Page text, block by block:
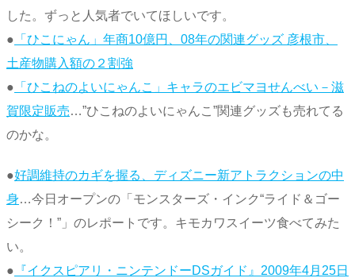
した。ずっと人気者でいてほしいです。
● 「ひこにゃん」年商10億円、08年の関連グッズ 彦根市、
土産物購入額の２割強
● 「ひこねのよいにゃんこ」キャラのエビマヨせんべい－滋
賀限定販売…”ひこねのよいにゃんこ”関連グッズも売れてる
のかな。
●好調維持のカギを握る、ディズニー新アトラクションの中
身…今日オープンの「モンスターズ・インク“ライド＆ゴー
シーク！”」のレポートです。キモカワスイーツ食べてみた
い。
● 『イクスピアリ・ニンテンドーDSガイド』2009年4月25日